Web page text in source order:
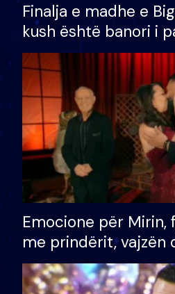
Finalja e madhe e
kush është banori i
shtëpinë dhe humb
të fituar çmimin e
Emocione për Mirin,
me prindërit, vajzën
bashkëshorten:
divorci apo jo?